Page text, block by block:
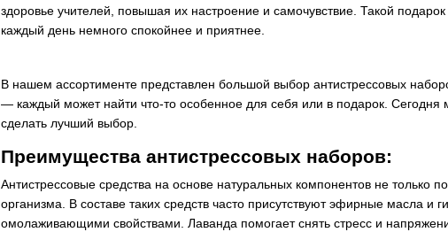
здоровье учителей, повышая их настроение и самочувствие. Такой
каждый день немного спокойнее и приятнее.
В нашем ассортименте представлен большой выбор антистрессовых
— каждый может найти что-то особенное для себя или в подарок.
сделать лучший выбор.
Преимущества антистрессовых наборов:
Антистрессовые средства на основе натуральных компонентов не только
организма. В составе таких средств часто присутствуют эфирные масла
омолаживающими свойствами. Лаванда помогает снять стресс и